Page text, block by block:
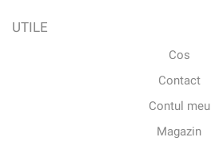
UTILE
Cos
Contact
Contul meu
Magazin